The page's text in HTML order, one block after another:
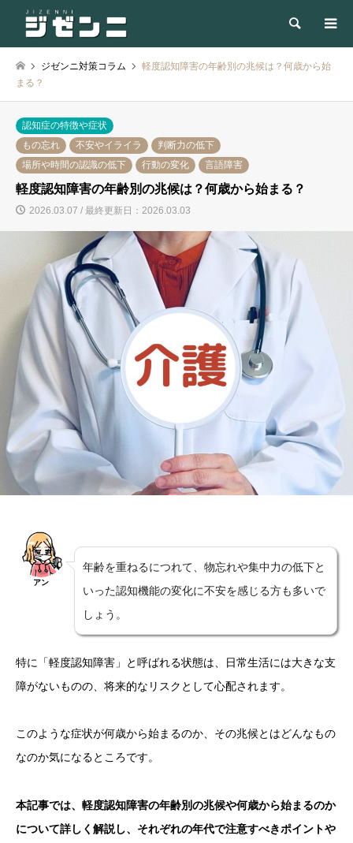
検索
ジゼンニ対策コラム
軽度認知障害の年齢別の兆候は？何歳から始
まる？
認知症の特徴や症状
もの忘れ
不安やイライラ
判断力の低下
場所や時間の認識の低下
行動の変化 言語障害
軽度認知障害の年齢別の兆候は？何歳から始まる？
2026.03.07 / 最終更新日：2026.03.03
アン
年齢を重ねるにつれて、物忘れや集中力の低下と
いった認知機能の変化に不安を感じる方も多いで
しょう。
特に「軽度認知障害」と呼ばれる状態は、日常生活には大きな支
障がないものの、将来的なリスクとして心配されます。
このような症状が何歳から始まるのか、その兆候とはどんなもの
なのか気になるところです。
本記事では、軽度認知障害の年齢別の兆候や何歳から始まるのか
について詳しく解説し、それぞれの年代で注意すべきポイントや